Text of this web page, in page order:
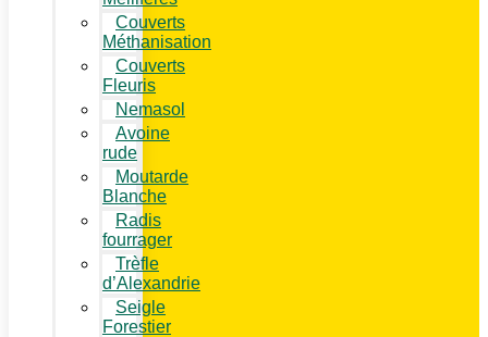
Couverts
Méthanisation
Couverts
Fleuris
Nemasol
Avoine
rude
Moutarde
Blanche
Radis
fourrager
Trèfle
d’Alexandrie
Seigle
Forestier